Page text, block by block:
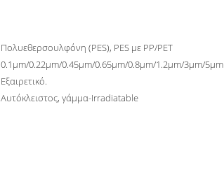
Πολυεθερσουλφόνη (PES), PES με PP/PET
0.1μm/0.22μm/0.45μm/0.65μm/0.8μm/1.2μm/3μm/5μm
Εξαιρετικό.
Αυτόκλειστος, γάμμα-Irradiatable